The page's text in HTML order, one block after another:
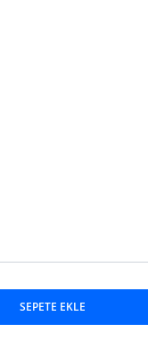
artırın
SEPETE EKLE